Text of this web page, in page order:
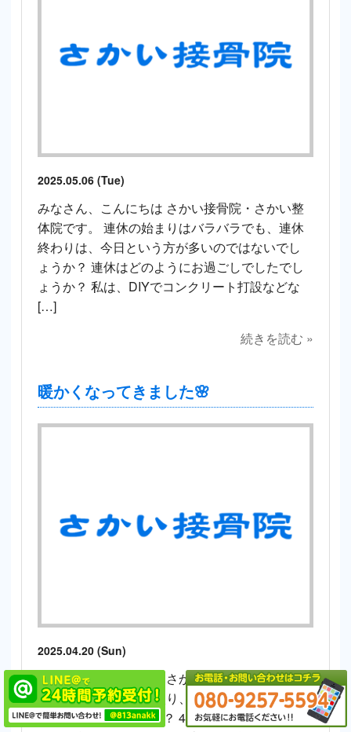
2025.05.06 (Tue)
みなさん、こんにちは さかい接骨院・さかい整
体院です。 連休の始まりはバラバラでも、連休
終わりは、今日という方が多いのではないでし
ょうか？ 連休はどのようにお過ごしでしたでし
ょうか？ 私は、DIYでコンクリート打設などな
[…]
続きを読む »
暖かくなってきました🌸
2025.04.20 (Sun)
みなさん、こんにちは さかい接骨院・さかい整
体院です。 新年度に入り、みなさんはどのよう
にお過ごしでしょうか？ 4月半ばころまでは、寒